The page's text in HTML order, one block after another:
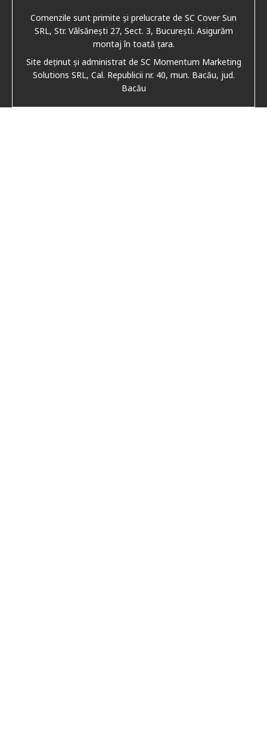
Comenzile sunt primite și prelucrate de SC Cover Sun
SRL, Str. Vâlsănești 27, Sect. 3, București. Asigurăm
montaj în toată țara.
Site deținut și administrat de SC Momentum Marketing
Solutions SRL, Cal. Republicii nr. 40, mun. Bacău, jud.
Bacău